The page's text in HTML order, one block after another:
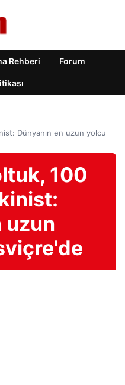
Rehberi Forum
Dünyanın en uzun yolcu
100
uzun